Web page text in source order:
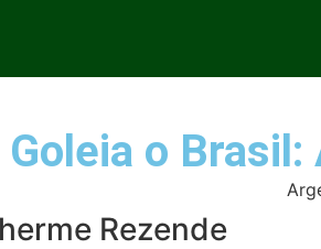
o
Rezende